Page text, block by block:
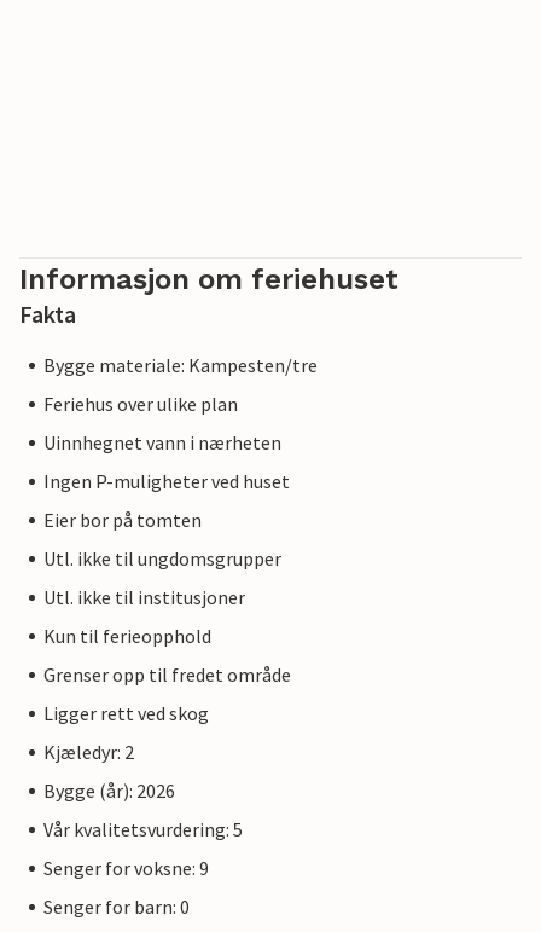
Informasjon om feriehuset
Fakta
Bygge materiale: Kampesten/tre
Feriehus over ulike plan
Uinnhegnet vann i nærheten
Ingen P-muligheter ved huset
Eier bor på tomten
Utl. ikke til ungdomsgrupper
Utl. ikke til institusjoner
Kun til ferieopphold
Grenser opp til fredet område
Ligger rett ved skog
Kjæledyr: 2
Bygge (år): 2026
Vår kvalitetsvurdering: 5
Senger for voksne: 9
Senger for barn: 0